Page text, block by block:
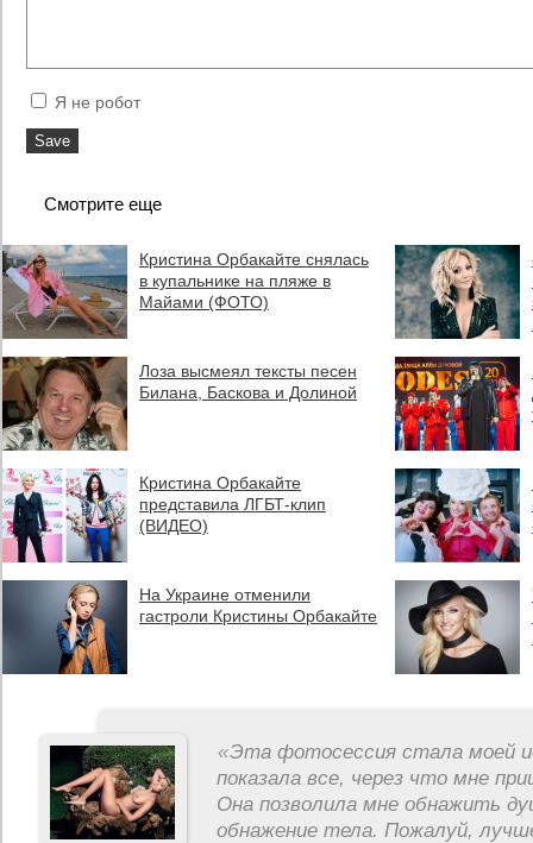
Я не робот
Смотрите еще
Кристина Орбакайте снялась
в купальнике на пляже в
Майами (ФОТО)
Лоза высмеял тексты песен
Билана, Баскова и Долиной
Кристина Орбакайте
представила ЛГБТ-клип
(ВИДЕО)
На Украине отменили
гастроли Кристины Орбакайте
«Эта фотосессия стала моей
показала все, через что мне
Она позволила мне обнажить
обнажение тела. Пожалуй,